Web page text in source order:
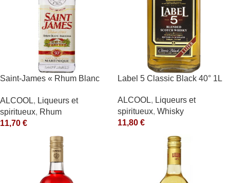
Saint-James « Rhum Blanc
ALCOOL, Liqueurs et
spiritueux, Rhum
11,70 €
Label 5 Classic Black 40° 1L
ALCOOL, Liqueurs et
spiritueux, Whisky
11,80 €